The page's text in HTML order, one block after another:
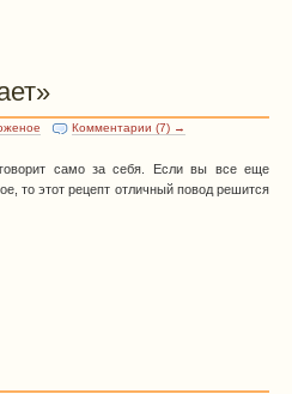
Комментарии (7) →
говорит само за себя. Если вы все еще
то этот рецепт отличный повод решится